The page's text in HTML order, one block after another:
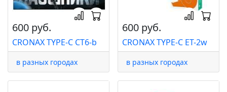
600 руб.
CRONAX TYPE-C CT6-b
в разных городах
600 руб.
CRONAX TYPE-C ET-2w
в разных городах